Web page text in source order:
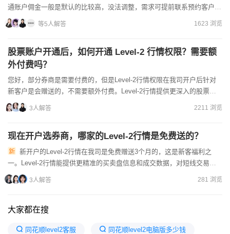
通账户佣金一般是默认的比较高，没法调整，需求可提前联系预约客户经
理找到低佣渠道，之后通过低佣金渠道去办理开户,具体可以跟...
等5人解答 1623 浏览
股票账户开通后，如何开通 Level-2 行情权限？需要额
外付费吗？
您好，部分券商是需要付费的，但是Level-2行情权限在我司开户后针对
新客户是会赠送的，不需要额外付费。Level-2行情提供更深入的股票市
场数据，开户前，先找客户经理！不知道在哪找？...
3人解答 2211 浏览
现在开户选券商，哪家的Level-2行情是免费送的？
一。Level-2行情能提供更精准的买卖盘信息和成交数据，对短线交易很
有帮助。如果您对Level-2或其他服务有兴趣，...
3人解答 281 浏览
大家都在搜
同花顺level2客服 同花顺level2电脑版多少钱